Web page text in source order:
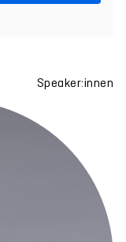
Speaker:innen